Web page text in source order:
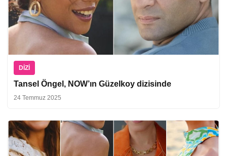
DIZI
Tansel Öngel, NOW’ın Güzelkoy dizisinde
24 Temmuz 2025